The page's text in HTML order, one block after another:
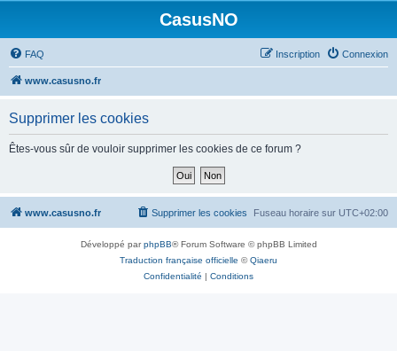
CasusNO
FAQ Connexion
Inscription
www.casusno.fr
Supprimer les cookies
Êtes-vous sûr de vouloir supprimer les cookies de ce forum ?
www.casusno.fr Fuseau horaire sur UTC+02:00
Supprimer les cookies
Développé parphpBB® Forum Software © phpBB Limited
Traduction française officielle ©Qiaeru
Confidentialité | Conditions